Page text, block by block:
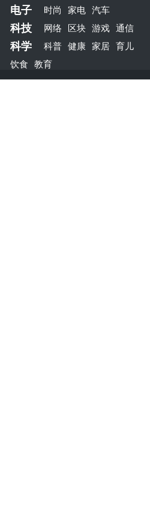
电子 时尚 家电 汽车
科技 网络 区块 游戏 通信
科学 科普 健康 家居 育儿
饮食 教育